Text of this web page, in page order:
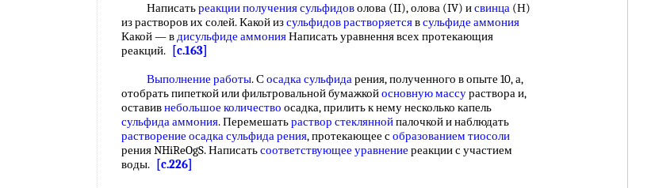
Написатьреакции получения сульфидоволова (II), олова (IV) исвинца (Н)
из растворов их солей. Какой изсульфидов растворяетсявсульфиде аммония
Какой — вдисульфиде аммонияНаписать уравнення всех протекающия
реакций.
[c.163]
Выполнение работы. Сосадка сульфидарения, полученного в опыте 10, а,
отобрать пипеткой или фильтровальной бумажкойосновную массураствора и,
оставивнебольшое количество осадка, прилить к нему несколько капель
сульфида аммония. Перемешатьраствор стекляннойпалочкой и наблюдать
растворение осадкасульфида рения, протекающее собразованием тиосоли
рения NHiReOgS. Написатьсоответствующее уравнение реакции с участием
воды.
[c.226]